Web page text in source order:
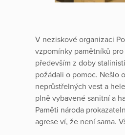
V neziskové organizaci
vzpomínky pamětníků
především z doby
požádali o pomoc. Nešlo
neprůstřelných vest a
plně vybavené sanitní a
Paměti národa
agrese ví, že není sama.